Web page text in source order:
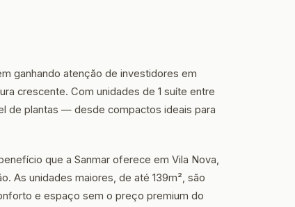
ganhando atenção de investidores em
crescente. Com unidades de 1 suíte entre
de plantas — desde compactos ideais para
que a Sanmar oferece em Vila Nova,
As unidades maiores, de até 139m², são
e espaço sem o preço premium do